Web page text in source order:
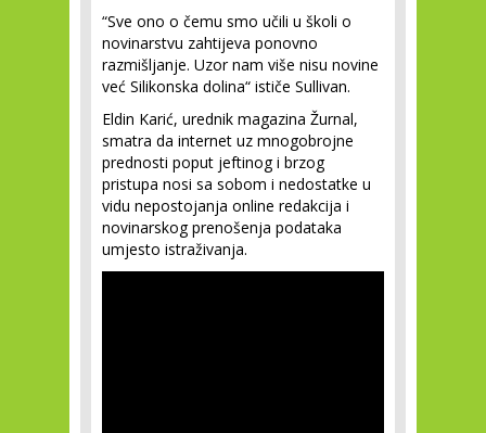
“Sve ono o čemu smo učili u školi o
novinarstvu zahtijeva ponovno
razmišljanje. Uzor nam više nisu novine
već Silikonska dolina“ ističe Sullivan.
Eldin Karić, urednik magazina Žurnal,
smatra da internet uz mnogobrojne
prednosti poput jeftinog i brzog
pristupa nosi sa sobom i nedostatke u
vidu nepostojanja online redakcija i
novinarskog prenošenja podataka
umjesto istraživanja.